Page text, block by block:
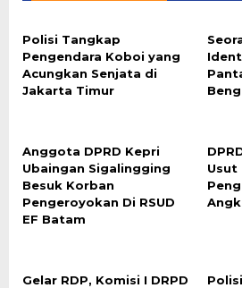
Polisi Tangkap
Pengendara Koboi yang
Acungkan Senjata di
Jakarta Timur
Anggota DPRD Kepri
Ubaingan Sigalingging
Besuk Korban
Pengeroyokan Di RSUD
EF Batam
Usut
Gelar RDP, Komisi I DRPD